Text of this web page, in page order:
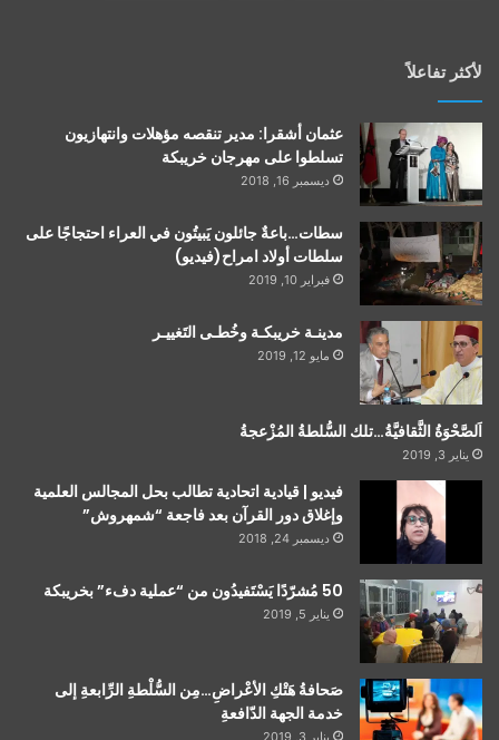
لأكثر تفاعلاً
عثمان أشقرا: مدير تنقصه مؤهلات وانتهازيون
تسلطوا على مهرجان خريبكة
ديسمبر 16, 2018
سطات…باعةٌ جائلون يَبيتُون في العراء احتجاجًا على
سلطات أولاد امراح(فيديو)
فبراير 10, 2019
مدينـة خريبكـة وخُطـى التَغييـر
مايو 12, 2019
اَلصَّحْوَةُ الثَّقافيَّةُ…تلك السُّلطةُ المُزْعجةُ
يناير 3, 2019
فيديو | قيادية اتحادية تطالب بحل المجالس العلمية
وإغلاق دور القرآن بعد فاجعة “شمهروش”
ديسمبر 24, 2018
50 مُشرّدًا يَسْتَفيدُون من “عملية دفء” بخريبكة
يناير 5, 2019
صَحافةُ هَتْكِ الأعْراضِ…مِن السُّلْطةِ الرِّابعةِ إلى
خدمة الجهة الدّافعةِ
يناير 3, 2019